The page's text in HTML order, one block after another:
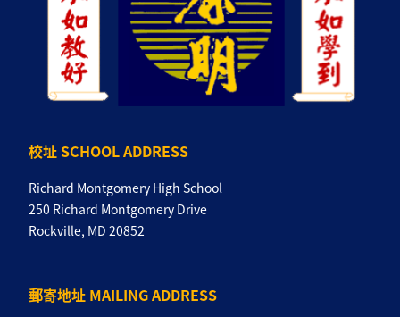
校址 SCHOOL ADDRESS
Richard Montgomery High School
250 Richard Montgomery Drive
Rockville, MD 20852
郵寄地址 MAILING ADDRESS